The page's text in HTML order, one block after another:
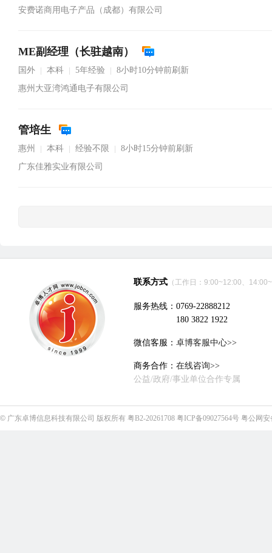
安费诺商用电子产品（成都）有限公司
ME副经理（长驻越南）
国外 本科 5年经验
8小时10分钟前刷新
惠州大亚湾鸿通电子有限公司
管培生
惠州 本科 经验不限
8小时15分钟前刷新
广东佳雅实业有限公司
联系方式 （工作日：9:00~12:00、
服务热线：0769-22888212
180 3822 1922
微信客服： 卓博客服中心>>
商务合作： 在线咨询>>
公益/政府/事业单位合作专属
© 广东卓博信息科技有限公司 版权所有 粤B2-20261708 粤ICP备09027564号 粤公网安